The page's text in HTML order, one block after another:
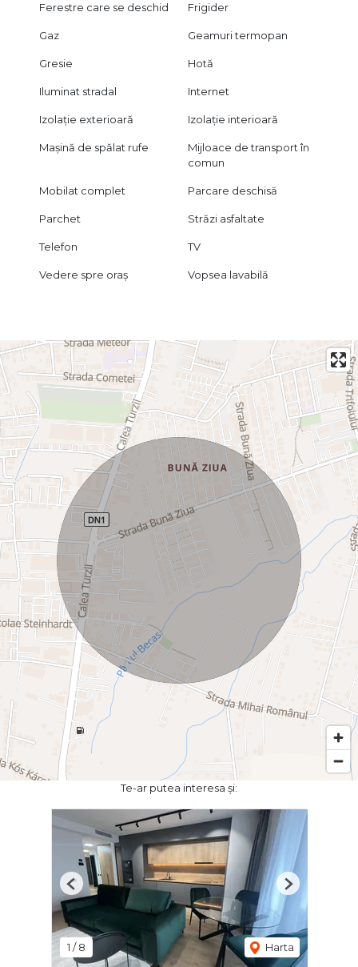
Ferestre care se deschid Frigider
Gaz Geamuri termopan
Gresie Hotă
Iluminat stradal Internet
Izolație exterioară Izolație interioară
Mașină de spălat rufe
Mijloace de transport în
comun
Mobilat complet Parcare deschisă
Parchet Străzi asfaltate
Telefon TV
Vedere spre oraș Vopsea lavabilă
Te-ar putea interesa și:
1 /8 Harta
Previous Next